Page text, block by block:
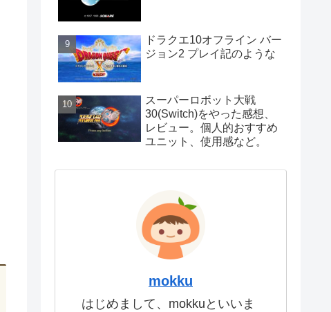
ドラクエ10オフライン バー
ジョン2 プレイ記のような
スーパーロボット大戦
30(Switch)をやった感想、
レビュー。個人的おすすめ
ユニット、使用感など。
mokku
はじめまして、mokkuといいま